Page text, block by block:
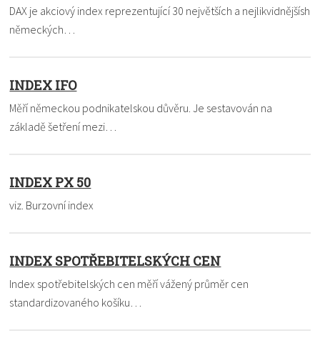
DAX je akciový index reprezentující 30 největších a nejlikvidnějšísh
německých…
INDEX IFO
Měří německou podnikatelskou důvěru. Je sestavován na
základě šetření mezi…
INDEX PX 50
viz. Burzovní index
INDEX SPOTŘEBITELSKÝCH CEN
Index spotřebitelských cen měří vážený průměr cen
standardizovaného košíku…